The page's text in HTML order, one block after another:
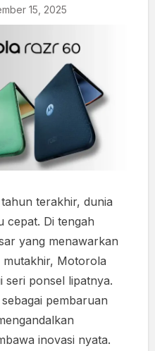
15, 2025
terakhir, dunia
cepat. Di tengah
yang menawarkan
Motorola
seri ponsel lipatnya.
pembaruan
inovasi nyata.